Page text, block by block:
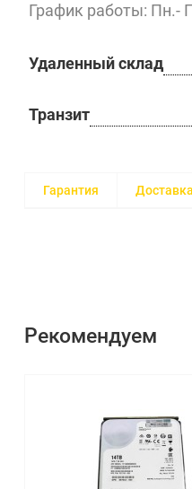
График работы: Пн.-
Удаленный склад
Транзит
Гарантия Доставка
Рекомендуем